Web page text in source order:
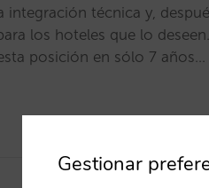
técnica y,
los hoteles que lo
posición en sólo 7 años…
Gestionar